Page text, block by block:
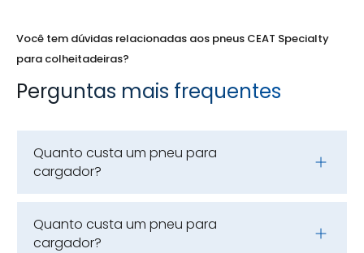
Você tem dúvidas relacionadas aos pneus CEAT Specialty
para colheitadeiras?
Perguntas mais frequentes
Quanto custa um pneu para
cargador?
Quanto custa um pneu para
cargador?